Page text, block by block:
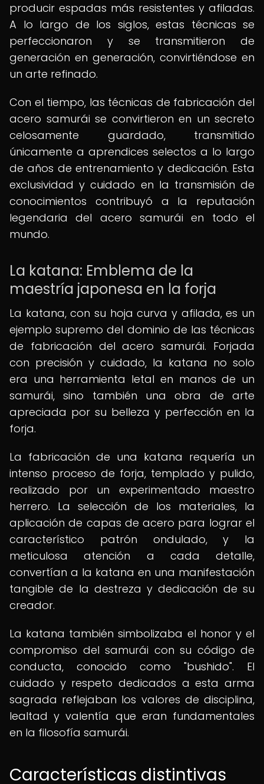
producir espadas más resistentes y afiladas.
A lo largo de los siglos, estas técnicas se
perfeccionaron y se transmitieron de
generación en generación, convirtiéndose en
un arte refinado.
Con el tiempo, las técnicas de fabricación del
acero samurái se convirtieron en un secreto
celosamente guardado, transmitido
únicamente a aprendices selectos a lo largo
de años de entrenamiento y dedicación. Esta
exclusividad y cuidado en la transmisión de
conocimientos contribuyó a la reputación
legendaria del acero samurái en todo el
mundo.
La katana: Emblema de la
maestría japonesa en la forja
La katana, con su hoja curva y afilada, es un
ejemplo supremo del dominio de las técnicas
de fabricación del acero samurái. Forjada
con precisión y cuidado, la katana no solo
era una herramienta letal en manos de un
samurái, sino también una obra de arte
apreciada por su belleza y perfección en la
forja.
La fabricación de una katana requería un
intenso proceso de forja, templado y pulido,
realizado por un experimentado maestro
herrero. La selección de los materiales, la
aplicación de capas de acero para lograr el
característico patrón ondulado, y la
meticulosa atención a cada detalle,
convertían a la katana en una manifestación
tangible de la destreza y dedicación de su
creador.
La katana también simbolizaba el honor y el
compromiso del samurái con su código de
conducta, conocido como "bushido". El
cuidado y respeto dedicados a esta arma
sagrada reflejaban los valores de disciplina,
lealtad y valentía que eran fundamentales
en la filosofía samurái.
Características distintivas